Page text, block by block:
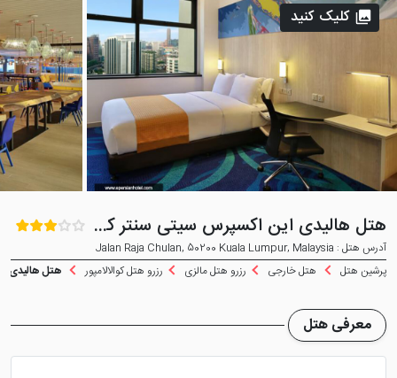
هتل هالیدی این اکسپرس سیتی سنتر کوالالامپور
آدرس هتل : Jalan Raja Chulan, 50200 Kuala Lumpur, Malaysia
پرشین هتل
هتل خارجی رزرو هتل مالزی رزرو هتل کوالالامپور هتل هالیدی
کلیک کنید
معرفی هتل